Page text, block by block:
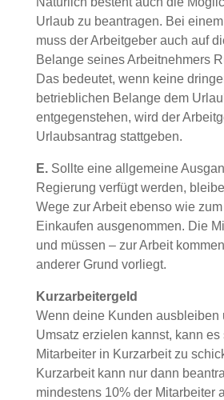
Urlaub zu beantragen. Bei
muss der Arbeitgeber auch auf
Belange seines Arbeitnehmers
Das bedeutet, wenn keine
betrieblichen Belange dem
entgegenstehen, wird der
Urlaubsantrag stattgeben.
E.Sollte eine allgemeine
Regierung verfügt werden,
Wege zur Arbeit ebenso wie
Einkaufen ausgenommen. Die
und müssen – zur Arbeit
anderer Grund vorliegt.
Kurzarbeitergeld
Wenn deine Kunden ausbleiben
Umsatz erzielen kannst, kann
Mitarbeiter in Kurzarbeit zu
Kurzarbeit kann nur dann
mindestens 10% der Mitarbeiter